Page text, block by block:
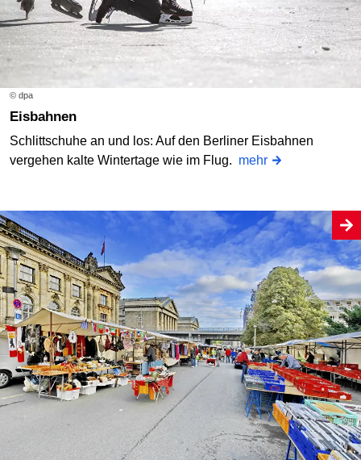
© dpa
Eisbahnen
Schlittschuhe an und los: Auf den Berliner Eisbahnen
vergehen kalte Wintertage wie im Flug. mehr